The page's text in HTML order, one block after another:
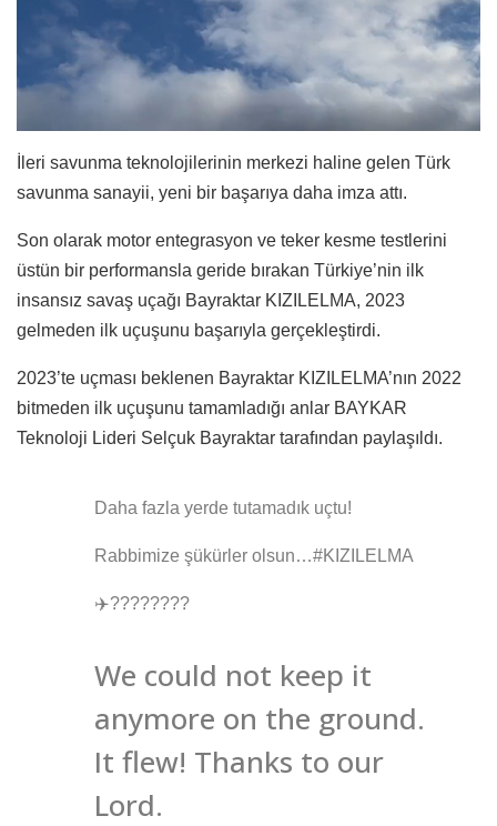
İleri savunma teknolojilerinin merkezi haline gelen Türk
savunma sanayii, yeni bir başarıya daha imza attı.
Son olarak motor entegrasyon ve teker kesme testlerini
üstün bir performansla geride bırakan Türkiye’nin ilk
insansız savaş uçağı Bayraktar KIZILELMA, 2023
gelmeden ilk uçuşunu başarıyla gerçekleştirdi.
2023’te uçması beklenen Bayraktar KIZILELMA’nın 2022
bitmeden ilk uçuşunu tamamladığı anlar BAYKAR
Teknoloji Lideri Selçuk Bayraktar tarafından paylaşıldı.
Daha fazla yerde tutamadık uçtu!
Rabbimize şükürler olsun…#KIZILELMA
✈️????????
We could not keep it
anymore on the ground.
It flew! Thanks to our
Lord.